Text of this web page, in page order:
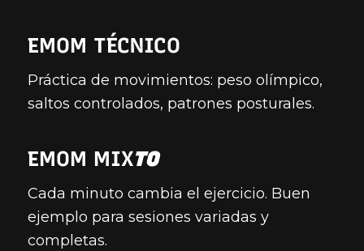
EMOM TÉCNICO
Práctica de movimientos: peso olímpico,
saltos controlados, patrones posturales.
EMOM MIXTO
Cada minuto cambia el ejercicio. Buen
ejemplo para sesiones variadas y
completas.